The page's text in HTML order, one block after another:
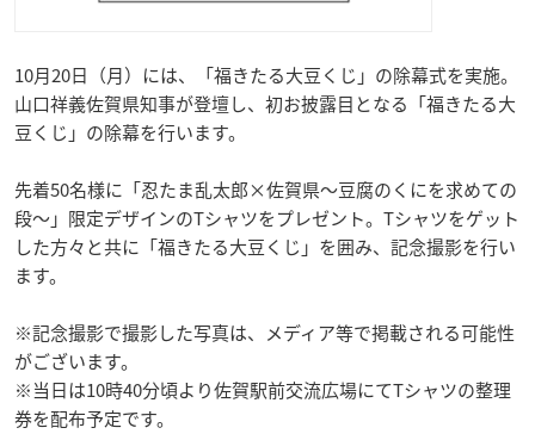
10月20日（月）には、「福きたる大豆くじ」の除幕式を実施。
山口祥義佐賀県知事が登壇し、初お披露目となる「福きたる大
豆くじ」の除幕を行います。
先着50名様に「忍たま乱太郎×佐賀県〜豆腐のくにを求めての
段〜」限定デザインのTシャツをプレゼント。Tシャツをゲット
した方々と共に「福きたる大豆くじ」を囲み、記念撮影を行い
ます。
※記念撮影で撮影した写真は、メディア等で掲載される可能性
がございます。
※当日は10時40分頃より佐賀駅前交流広場にてTシャツの整理
券を配布予定です。